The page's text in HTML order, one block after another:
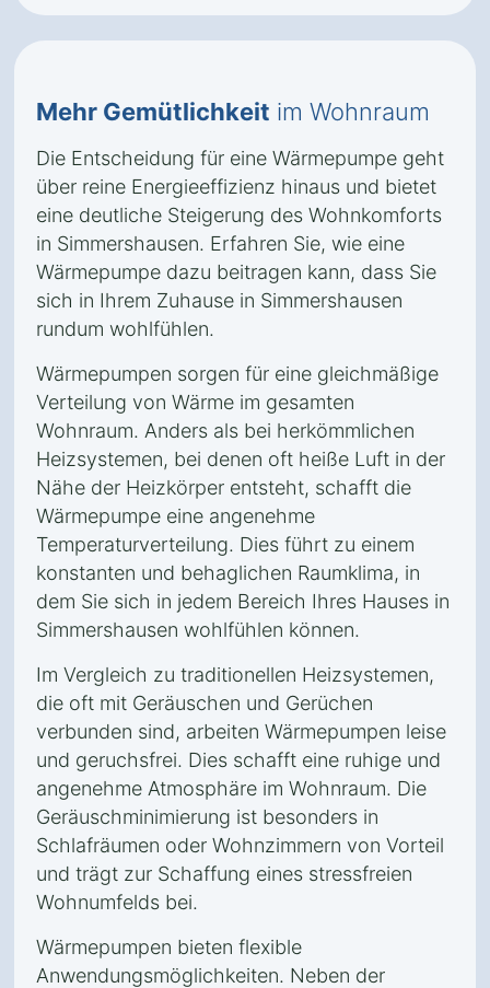
Mehr Gemütlichkeit im Wohnraum
Die Entscheidung für eine Wärmepumpe geht
über reine Energieeffizienz hinaus und bietet
eine deutliche Steigerung des Wohnkomforts
in Simmershausen. Erfahren Sie, wie eine
Wärmepumpe dazu beitragen kann, dass Sie
sich in Ihrem Zuhause in Simmershausen
rundum wohlfühlen.
Wärmepumpen sorgen für eine gleichmäßige
Verteilung von Wärme im gesamten
Wohnraum. Anders als bei herkömmlichen
Heizsystemen, bei denen oft heiße Luft in der
Nähe der Heizkörper entsteht, schafft die
Wärmepumpe eine angenehme
Temperaturverteilung. Dies führt zu einem
konstanten und behaglichen Raumklima, in
dem Sie sich in jedem Bereich Ihres Hauses in
Simmershausen wohlfühlen können.
Im Vergleich zu traditionellen Heizsystemen,
die oft mit Geräuschen und Gerüchen
verbunden sind, arbeiten Wärmepumpen leise
und geruchsfrei. Dies schafft eine ruhige und
angenehme Atmosphäre im Wohnraum. Die
Geräuschminimierung ist besonders in
Schlafräumen oder Wohnzimmern von Vorteil
und trägt zur Schaffung eines stressfreien
Wohnumfelds bei.
Wärmepumpen bieten flexible
Anwendungsmöglichkeiten. Neben der